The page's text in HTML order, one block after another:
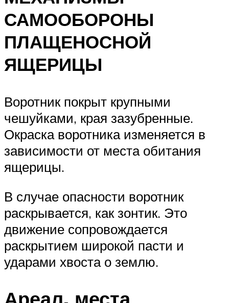
САМООБОРОНЫ
ПЛАЩЕНОСНОЙ
ЯЩЕРИЦЫ
Воротник покрыт крупными
чешуйками, края зазубренные.
Окраска воротника изменяется в
зависимости от места обитания
ящерицы.
В случае опасности воротник
раскрывается, как зонтик. Это
движение сопровождается
раскрытием широкой пасти и
ударами хвоста о землю.